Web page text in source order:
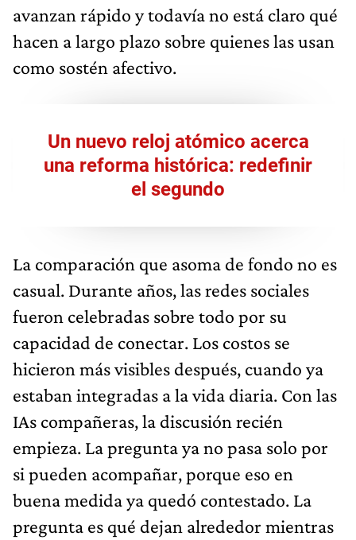
avanzan rápido y todavía no está claro qué
hacen a largo plazo sobre quienes las usan
como sostén afectivo.
Un nuevo reloj atómico acerca
una reforma histórica: redefinir
el segundo
La comparación que asoma de fondo no es
casual. Durante años, las redes sociales
fueron celebradas sobre todo por su
capacidad de conectar. Los costos se
hicieron más visibles después, cuando ya
estaban integradas a la vida diaria. Con las
IAs compañeras, la discusión recién
empieza. La pregunta ya no pasa solo por
si pueden acompañar, porque eso en
buena medida ya quedó contestado. La
pregunta es qué dejan alrededor mientras